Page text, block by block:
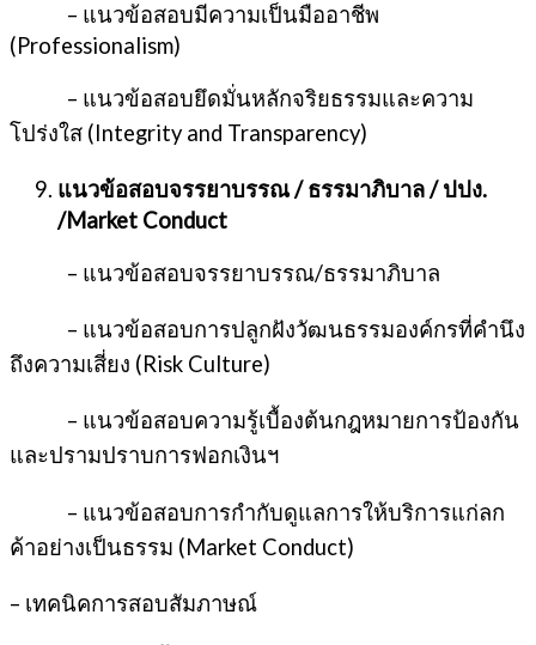
– แนวข้อสอบมีความเป็นมืออาชีพ
(Professionalism)
– แนวข้อสอบยึดมั่นหลักจริยธรรมและความ
โปร่งใส (Integrity and Transparency)
แนวข้อสอบจรรยาบรรณ / ธรรมาภิบาล / ปปง.
/Market Conduct
– แนวข้อสอบจรรยาบรรณ/ธรรมาภิบาล
– แนวข้อสอบการปลูกฝังวัฒนธรรมองค์กรที่คำนึง
ถึงความเสี่ยง (Risk Culture)
– แนวข้อสอบความรู้เบื้องต้นกฎหมายการป้องกัน
และปรามปราบการฟอกเงินฯ
– แนวข้อสอบการกำกับดูแลการให้บริการแก่ลก
ค้าอย่างเป็นธรรม (Market Conduct)
– เทคนิคการสอบสัมภาษณ์